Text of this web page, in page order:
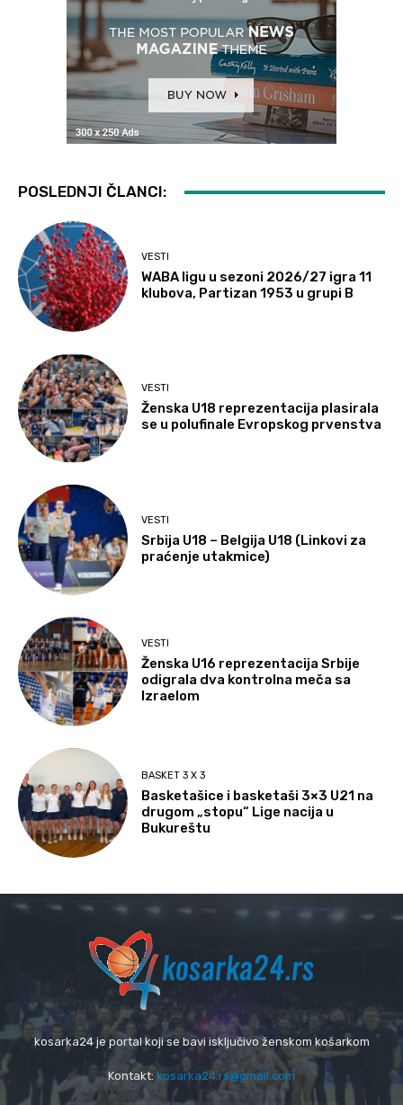
POSLEDNJI ČLANCI:
VESTI
WABA ligu u sezoni 2026/27 igra 11
klubova, Partizan 1953 u grupi B
VESTI
Ženska U18 reprezentacija plasirala
se u polufinale Evropskog prvenstva
VESTI
Srbija U18 – Belgija U18 (Linkovi za
praćenje utakmice)
VESTI
Ženska U16 reprezentacija Srbije
odigrala dva kontrolna meča sa
Izraelom
BASKET 3 X 3
Basketašice i basketaši 3×3 U21 na
drugom „stopu“ Lige nacija u
Bukureštu
kosarka24 je portal koji se bavi isključivo ženskom košarkom
Kontakt: kosarka24.rs@gmail.com